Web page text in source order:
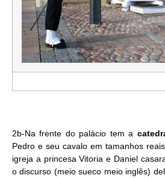
2b-Na frente do palácio tem a
Pedro e seu cavalo em tamanhos
igreja a princesa Vitoria e Daniel
o discurso (meio sueco meio inglês)